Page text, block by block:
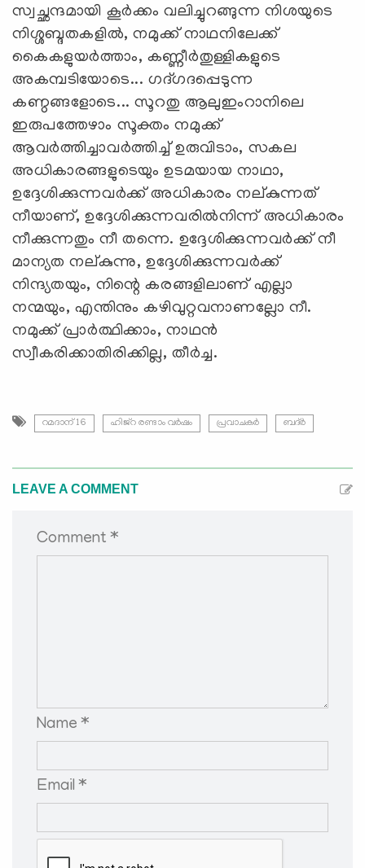
സ്വച്ഛന്ദമായി കൂര്‍ക്കം വലിച്ചുറങ്ങുന്ന നിശയുടെ
നിശ്ശബ്ദതകളില്‍, നമുക്ക് നാഥനിലേക്ക്
കൈകളുയര്‍ത്താം, കണ്ണീര്‍തുള്ളികളുടെ
അകമ്പടിയോടെ... ഗദ്ഗദപ്പെടുന്ന
കണ്ഠങ്ങളോടെ... സൂറതു ആലുഇംറാനിലെ
ഇരുപത്തേഴാം സൂക്തം നമുക്ക്
ആവര്‍ത്തിച്ചാവര്‍ത്തിച്ച് ഉരുവിടാം, സകല
അധികാരങ്ങളുടെയും ഉടമയായ നാഥാ,
ഉദ്ദേശിക്കുന്നവര്‍ക്ക് അധികാരം നല്കുന്നത്
നീയാണ്, ഉദ്ദേശിക്കുന്നവരില്‍നിന്ന് അധികാരം
നീക്കുന്നതും നീ തന്നെ. ഉദ്ദേശിക്കുന്നവര്‍ക്ക് നീ
മാന്യത നല്കുന്നു, ഉദ്ദേശിക്കുന്നവര്‍ക്ക്
നിന്ദ്യതയും, നിന്റെ കരങ്ങളിലാണ് എല്ലാ
നന്മയും, എന്തിനും കഴിവുറ്റവനാണല്ലോ നീ.
നമുക്ക് പ്രാര്‍ത്ഥിക്കാം, നാഥന്‍
സ്വീകരിക്കാതിരിക്കില്ല, തീര്‍ച്ച.
റമദാന് 16 ഹിജ്റ രണ്ടാം വര്‍ഷം പ്രവാചകര്‍ ബദ്ർ
LEAVE A COMMENT
Comment *
Name *
Email *